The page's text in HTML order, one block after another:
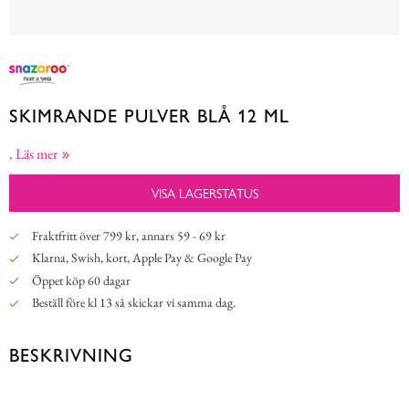
SKIMRANDE PULVER BLÅ 12 ML
.Läs mer
VISA LAGERSTATUS
Fraktfritt över 799 kr, annars 59 - 69 kr
Klarna, Swish, kort, Apple Pay & Google Pay
Öppet köp 60 dagar
Beställ före kl 13 så skickar vi samma dag.
BESKRIVNING